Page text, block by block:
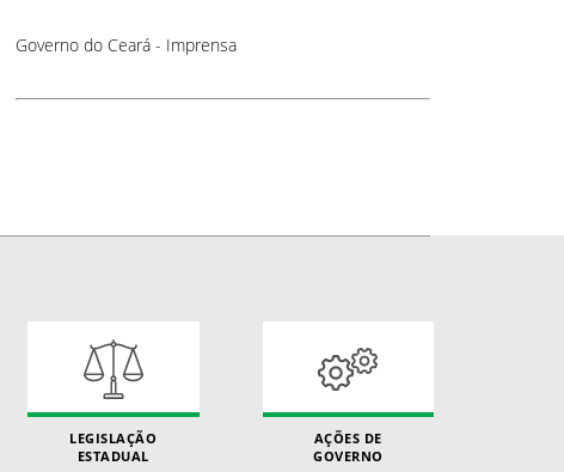
Governo do Ceará - Imprensa
LEGISLAÇÃO
ESTADUAL
AÇÕES DE
GOVERNO